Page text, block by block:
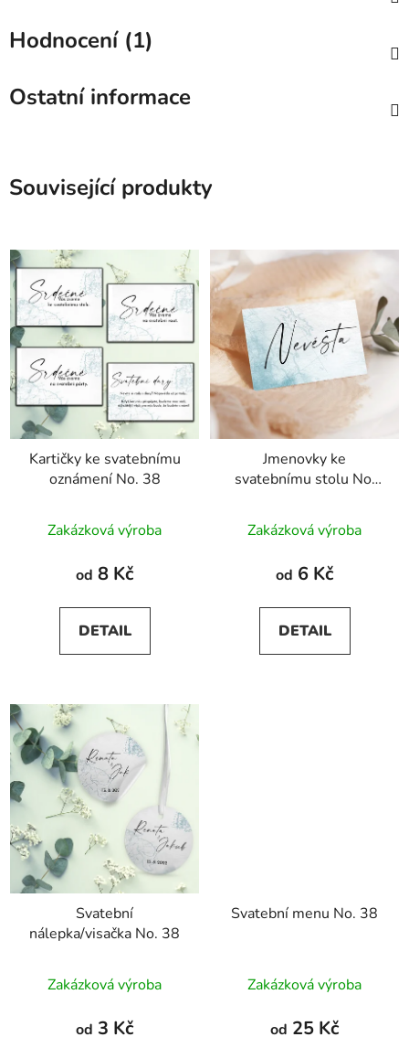
Hodnocení (1)
Ostatní informace
Související produkty
Kartičky ke svatebnímu
oznámení No. 38
Zakázková výroba
od 8 Kč
DETAIL
Jmenovky ke
svatebnímu stolu No.
Zakázková výroba
od 6 Kč
DETAIL
Svatební
nálepka/visačka No. 38
Zakázková výroba
od 3 Kč
Svatební menu No. 38
Zakázková výroba
od 25 Kč